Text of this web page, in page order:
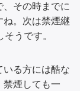
その時までに
。次は禁煙継
うです。
る方には酷な
禁煙しても一